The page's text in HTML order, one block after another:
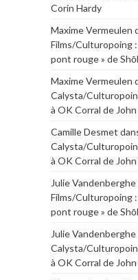
Corin Hardy
Maxime Vermeulen
Films/Culturopoing :
pont rouge » de
Maxime Vermeulen
Calysta/
à OK Corral de
Camille Desmet
Calysta/
à OK Corral de
Julie Vandenberghe
Films/Culturopoing :
pont rouge » de
Julie Vandenberghe
Calysta/
à OK Corral de